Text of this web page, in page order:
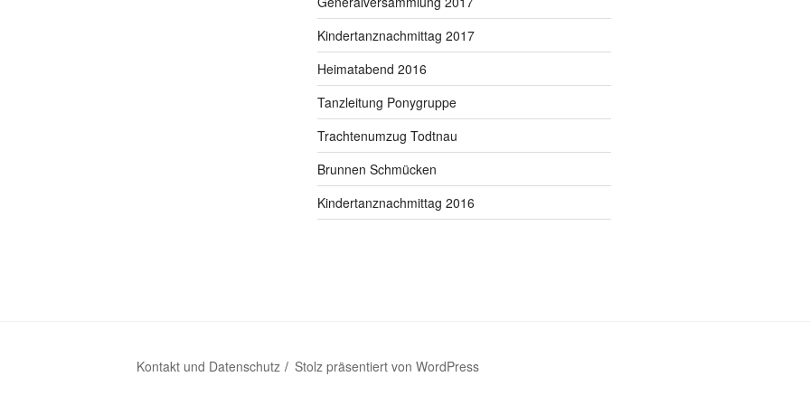
Kindertanznachmittag 2017
Heimatabend 2016
Tanzleitung Ponygruppe
Trachtenumzug Todtnau
Brunnen Schmücken
Kindertanznachmittag 2016
Kontakt und Datenschutz Stolz präsentiert von WordPress